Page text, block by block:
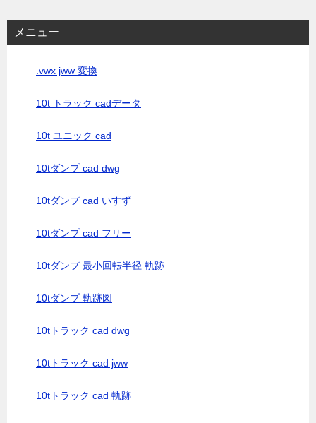
メニュー
.vwx jww 変換
10t トラック cadデータ
10t ユニック cad
10tダンプ cad dwg
10tダンプ cad いすず
10tダンプ cad フリー
10tダンプ 最小回転半径 軌跡
10tダンプ 軌跡図
10tトラック cad dwg
10tトラック cad jww
10tトラック cad 軌跡